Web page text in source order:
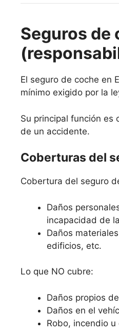
Seguros de
El seguro de coche en
mínimo exigido por la
Su principal función es
de un accidente.
Coberturas del
Cobertura del seguro
Daños
incapacidad de
Daños
edificios, etc.
Lo que NO cubre:
Daños propios
Daños en el
Robo, incendio